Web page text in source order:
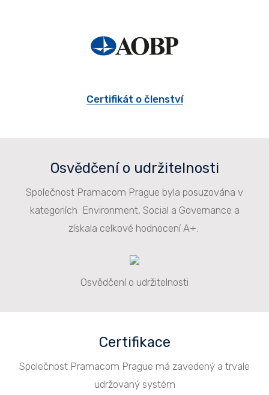
Certifikát o členství
Osvědčení o udržitelnosti
Společnost Pramacom Prague byla posuzována v
kategoriích Environment, Social a Governance a
získala celkové hodnocení A+.
Osvědčení o udržitelnosti
Certifikace
Společnost Pramacom Prague má zavedený a trvale
udržovaný systém